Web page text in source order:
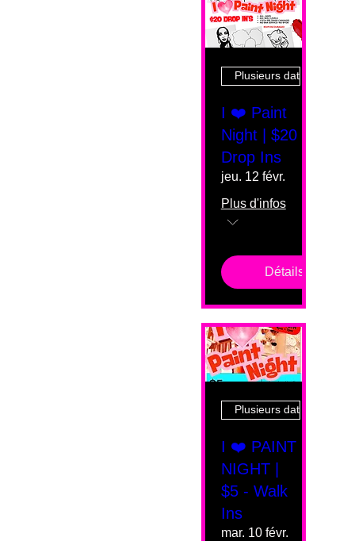
Plusieurs dates
I ❤️ Paint
Night | $20
Drop Ins
jeu. 12 févr.
Plus d'infos
Détails
Plusieurs dates
I ❤️ PAINT
NIGHT |
$5 - Walk
Ins
mar. 10 févr.